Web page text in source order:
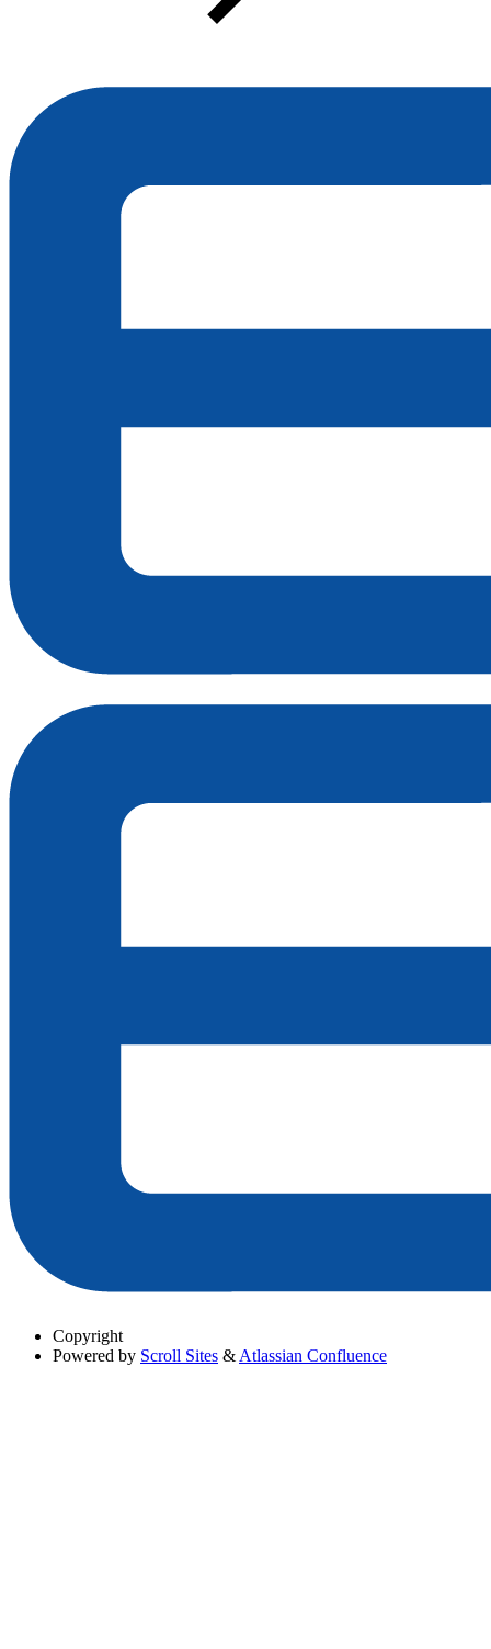
Copyright
Powered by Scroll Sites & Atlassian Confluence